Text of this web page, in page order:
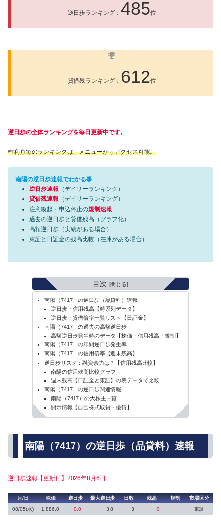
逆日歩ランキング： 485位
貸借残ランキング： 612位
逆日歩の全体ランキングを毎日更新中です。
権利月毎のランキングは、メニューからアクセス可能。
南陽の逆日歩速報でわかる事
逆日歩速報 （デイリーランキング）
貸借残速報 （デイリーランキング）
注意喚起・申込停止の規制速報
過去の逆日歩と貸借残高（グラフ化）
高額逆日歩（実績がある場合）
東証と日証金の残高比較（在庫がある場合）
目次
南陽（7417）の逆日歩（品貸料）速報
逆日歩・信用残高【時系列データ】
逆日歩・貸借倍率一覧リスト【日証金】
南陽（7417）の過去の高額逆日歩
高額逆日歩発生時のデータ【株価・信用残高・規制】
南陽（7417）の年間逆日歩発生率
南陽（7417）の信用倍率【週末残高】
逆日歩リスク：融資余力は？【信用残高比較】
南陽の信用残高比較グラフ
週末残高【日証金と東証】の表データで比較
南陽（7417）の逆日歩関連情報
南陽（7417）の大株主一覧
開示情報【自己株式取得・優待】
南陽（7417）の逆日歩（品貸料）速報
逆日歩速報【更新日】2026年8月6日
月/日 株価 逆日歩 最大逆日歩 日数 残高 規制
市場区分
08/05(水)
1,886.0 0.0 3.8 3 0 東証